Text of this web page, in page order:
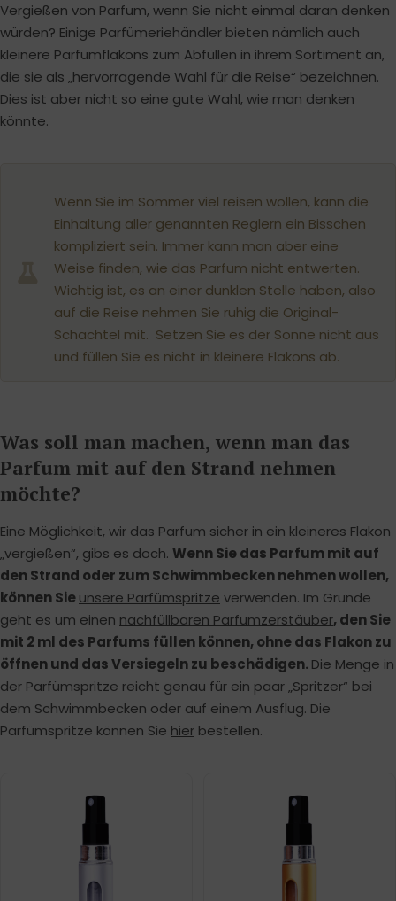
Vergießen von Parfum, wenn Sie nicht einmal daran denken
würden? Einige Parfümeriehändler bieten nämlich auch
kleinere Parfumflakons zum Abfüllen in ihrem Sortiment an,
die sie als „hervorragende Wahl für die Reise“ bezeichnen.
Dies ist aber nicht so eine gute Wahl, wie man denken
könnte.
Wenn Sie im Sommer viel reisen wollen, kann die
Einhaltung aller genannten Reglern ein Bisschen
kompliziert sein. Immer kann man aber eine
Weise finden, wie das Parfum nicht entwerten.
Wichtig ist, es an einer dunklen Stelle haben, also
auf die Reise nehmen Sie ruhig die Original-
Schachtel mit. Setzen Sie es der Sonne nicht aus
und füllen Sie es nicht in kleinere Flakons ab.
Was soll man machen, wenn man das
Parfum mit auf den Strand nehmen
möchte?
Eine Möglichkeit, wir das Parfum sicher in ein kleineres Flakon
„vergießen“, gibs es doch. Wenn Sie das Parfum mit auf
den Strand oder zum Schwimmbecken nehmen wollen,
können Sieunsere Parfümspritze verwenden. Im Grunde
geht es um einen nachfüllbaren Parfumzerstäuber, den Sie
mit 2 ml des Parfums füllen können, ohne das Flakon zu
öffnen und das Versiegeln zu beschädigen.Die Menge in
der Parfümspritze reicht genau für ein paar „Spritzer“ bei
dem Schwimmbecken oder auf einem Ausflug. Die
Parfümspritze können Sie hier bestellen.